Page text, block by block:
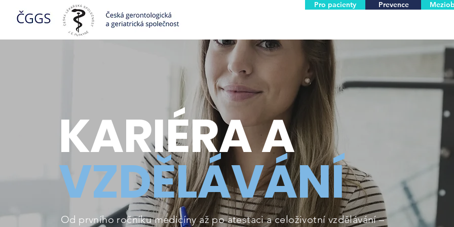
Pro pacienty Prevence
KARIÉRA A
VZDĚLÁVÁNÍ
Od prvního ročníku medicíny až po atestaci a celoživotní vzdělávání –